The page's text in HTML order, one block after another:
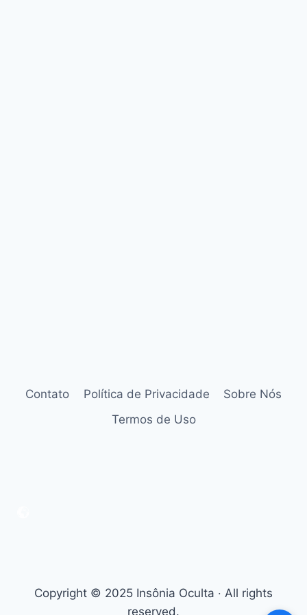
Contato Política de Privacidade
Sobre Nós
Termos de Uso
Copyright © 2025 Insônia Oculta ‧ All rights
reserved.